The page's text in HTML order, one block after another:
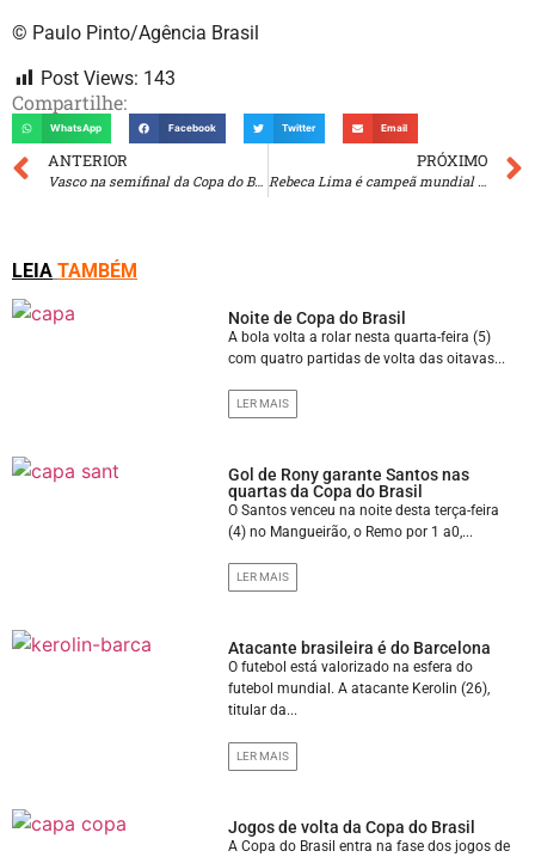
© Paulo Pinto/Agência Brasil
Post Views: 143
Compartilhe:
WhatsApp Facebook Twitter Email
ANTERIOR
Vasco na semifinal da Copa do Brasil
PRÓXIMO
LEIA TAMBÉM
Noite de Copa do Brasil
A bola volta a rolar nesta quarta-feira (5)
com quatro partidas de volta das oitavas...
LER MAIS
Gol de Rony garante Santos nas
quartas da Copa do Brasil
O Santos venceu na noite desta terça-feira
(4) no Mangueirão, o Remo por 1 a0,...
LER MAIS
Atacante brasileira é do Barcelona
O futebol está valorizado na esfera do
futebol mundial. A atacante Kerolin (26),
titular da...
LER MAIS
Jogos de volta da Copa do Brasil
A Copa do Brasil entra na fase dos jogos de